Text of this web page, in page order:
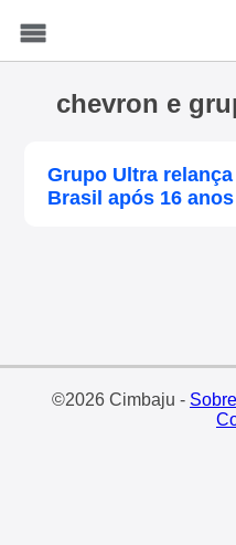
chevron e
Grupo Ultra
Brasil após 16 anos
©2026 Cimbaju - Sobre